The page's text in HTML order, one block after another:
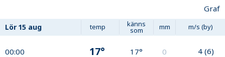
Graf
Lör 15 aug temp känns
som mm m/s (by)
00:00 17° 17° 0 4 (6)